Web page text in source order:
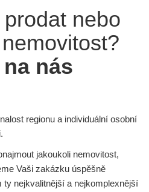
nebo
nás
regionu a individuální osobní
jakoukoli nemovitost,
Vaši zakázku úspěšně
nejkvalitnější a nejkomplexnější